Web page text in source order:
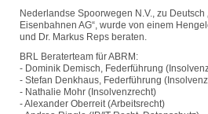
Nederlandse Spoorwegen N.V., zu Deutsch
Eisenbahnen AG“, wurde von einem
und Dr. Markus Reps beraten.
BRL Beraterteam für ABRM:
- Dominik Demisch, Federführung
- Stefan Denkhaus, Federführung
- Nathalie Mohr (Insolvenzrecht)
- Alexander Oberreit (Arbeitsrecht)